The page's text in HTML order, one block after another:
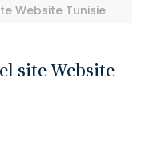
Website Tunisie
site Website